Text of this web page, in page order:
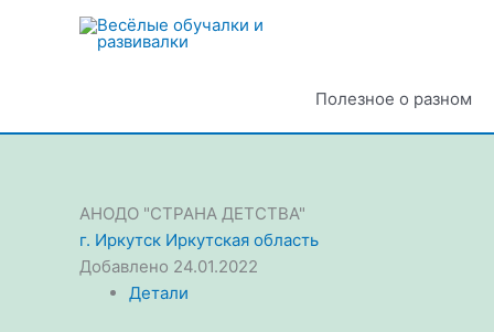
Полезное о разном
АНОДО "СТРАНА ДЕТСТВА"
г. Иркутск Иркутская область
Добавлено 24.01.2022
Детали